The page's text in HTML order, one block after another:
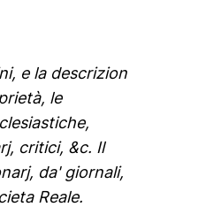
e la descrizion
le
critici, &c. Il
da' giornali,
Reale.